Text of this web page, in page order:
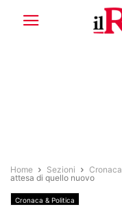
Home Sezioni
attesa di quello nuovo
Cronaca & Politica